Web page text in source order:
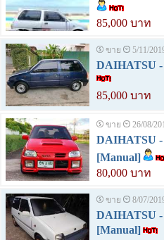
85,000 บาท
ขาย 5/11/
DAIHATSU
85,000 บาท
ขาย 26/08/
DAIHATSU -
[Manual]
80,000 บาท
ขาย 8/07/
DAIHATSU
[Manual]